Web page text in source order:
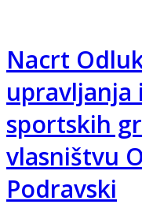
Nacrt
upravljanja
sportskih
vlasništvu
Podravski